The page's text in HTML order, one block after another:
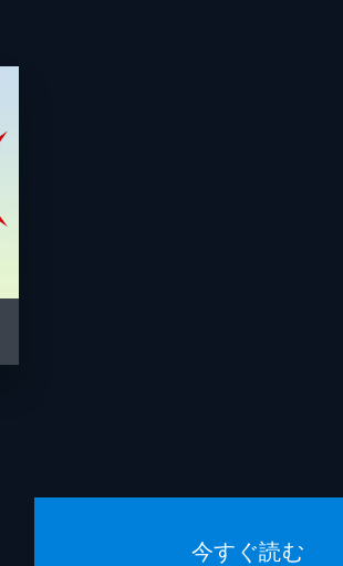
今すぐ読む